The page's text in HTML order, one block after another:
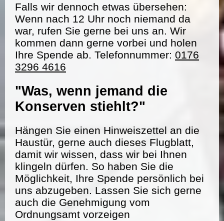
Falls wir dennoch etwas übersehen:
Wenn nach 12 Uhr noch niemand da
war, rufen Sie gerne bei uns an. Wir
kommen dann gerne vorbei und holen
Ihre Spende ab. Telefonnummer: 0176
3296 4616
"Was, wenn jemand die
Konserven stiehlt?"
Hängen Sie einen Hinweiszettel an die
Haustür, gerne auch dieses Flugblatt,
damit wir wissen, dass wir bei Ihnen
klingeln dürfen. So haben Sie die
Möglichkeit, Ihre Spende persönlich bei
uns abzugeben. Lassen Sie sich gerne
auch die Genehmigung vom
Ordnungsamt vorzeigen